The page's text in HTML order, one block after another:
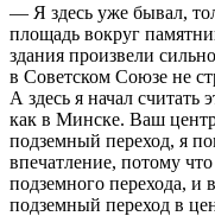
— Я здесь уже бывал,
площадь вокруг
здания произвели
в Советском Союзе не
А здесь я начал считать
как в Минске. Ваш
подземный переход, я
впечатление, потому
подземного перехода, и
подземный переход в